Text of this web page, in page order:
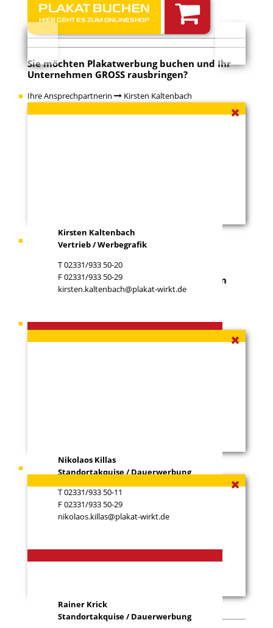
PLAKAT BUCHEN
HIER GEHT ES ZUM ONLINESHOP
Sie möchten Plakatwerbung buchen und Ihr
Unternehmen GROSS rausbringen?
Ihre Ansprechpartnerin Kirsten Kaltenbach
Kirsten Kaltenbach
Vertrieb / Werbegrafik
T 02331/933 50-20
F 02331/933 50-29
kirsten.kaltenbach@plakat-wirkt.de
Ihr Ansprechpartner Gabriel Otto
Sie haben ein Grundstück zu vermieten, an
dem wir unsere Werbeflächen errichten
Ihr Ansprechpartner Nikolaos Killas
Nikolaos Killas
Standortakquise / Dauerwerbung
T 02331/933 50-11
F 02331/933 50-29
nikolaos.killas@plakat-wirkt.de
Ihr Ansprechpartner Rainer Krick
Rainer Krick
Standortakquise / Dauerwerbung